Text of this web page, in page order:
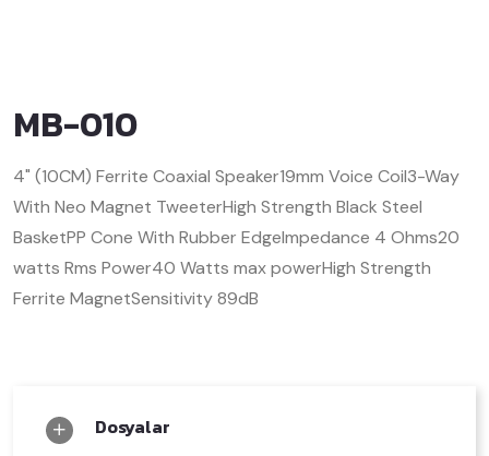
MB-010
4" (10CM) Ferrite Coaxial Speaker19mm Voice Coil3-Way
With Neo Magnet TweeterHigh Strength Black Steel
BasketPP Cone With Rubber EdgeImpedance 4 Ohms20
watts Rms Power40 Watts max powerHigh Strength
Ferrite MagnetSensitivity 89dB
Dosyalar